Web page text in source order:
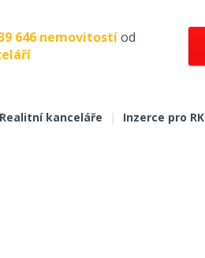
646 nemovitostíod
Realitní kanceláře | Inzerce pro RK